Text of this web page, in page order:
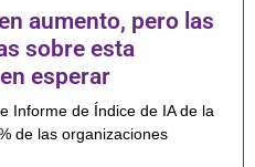
aumento, pero las
sobre esta
esperar
Informe de Índice de IA de la
de las organizaciones